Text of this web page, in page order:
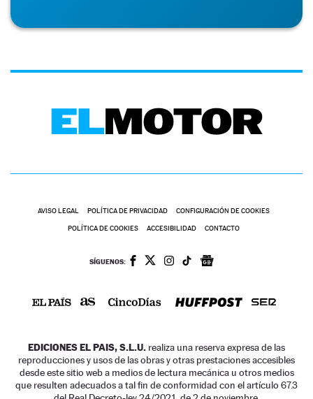
AVISO LEGAL POLÍTICA DE PRIVACIDAD CONFIGURACIÓN DE COOKIES
POLÍTICA DE COOKIES ACCESIBILIDAD CONTACTO
SÍGUENOS:
EDICIONES EL PAIS, S.L.U. realiza una reserva expresa de las
reproducciones y usos de las obras y otras prestaciones accesibles
desde este sitio web a medios de lectura mecánica u otros medios
que resulten adecuados a tal fin de conformidad con el artículo 67.3